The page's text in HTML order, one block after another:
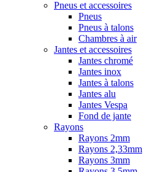
Pneus et accessoires
Pneus
Pneus à talons
Chambres à air
Jantes et accessoires
Jantes chromé
Jantes inox
Jantes à talons
Jantes alu
Jantes Vespa
Fond de jante
Rayons
Rayons 2mm
Rayons 2,33mm
Rayons 3mm